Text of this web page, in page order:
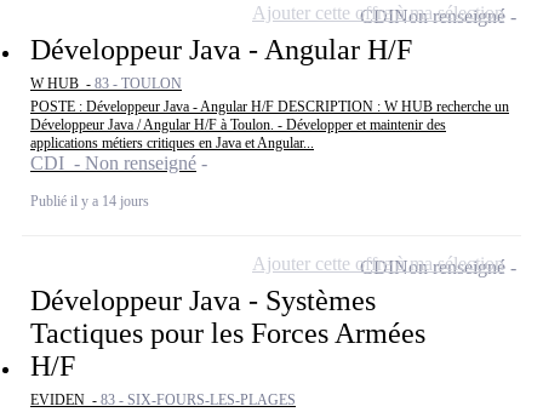
Développeur Java - Angular H/F
W HUB - 83 - TOULON
POSTE : Développeur Java - Angular H/F DESCRIPTION : W HUB recherche un
Développeur Java / Angular H/F à Toulon. - Développer et maintenir des
applications métiers critiques en Java et Angular...
CDI - Non renseigné
Publié il y a 14 jours
CDINon renseigné
Ajouter cette offre à ma sélection
Développeur Java - Systèmes
Tactiques pour les Forces Armées
H/F
EVIDEN - 83 - SIX-FOURS-LES-PLAGES
CDINon renseigné
Ajouter cette offre à ma sélection